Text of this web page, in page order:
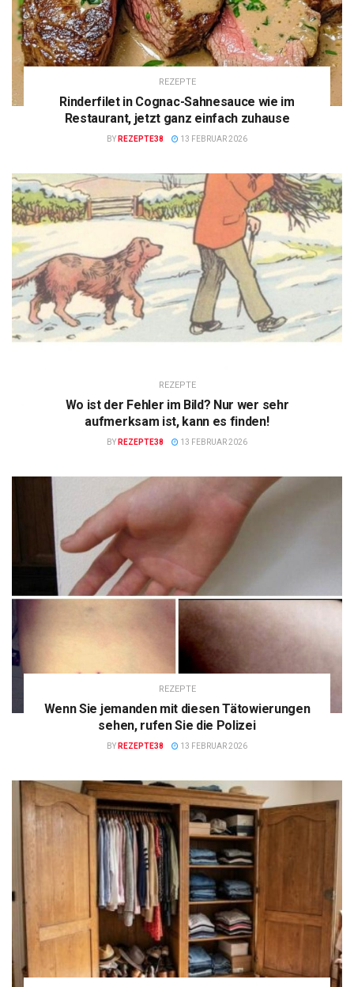
REZEPTE
Rinderfilet in Cognac-Sahnesauce wie im
Restaurant, jetzt ganz einfach zuhause
BY REZEPTE38 13 FEBRUAR 2026
REZEPTE
Wo ist der Fehler im Bild? Nur wer sehr
aufmerksam ist, kann es finden!
BY REZEPTE38 13 FEBRUAR 2026
REZEPTE
Wenn Sie jemanden mit diesen Tätowierungen
sehen, rufen Sie die Polizei
BY REZEPTE38 13 FEBRUAR 2026